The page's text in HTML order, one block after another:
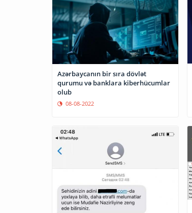
Azərbaycanın bir sıra dövlət
qurumu və banklara kiberhücumlar
olub
08-08-2022